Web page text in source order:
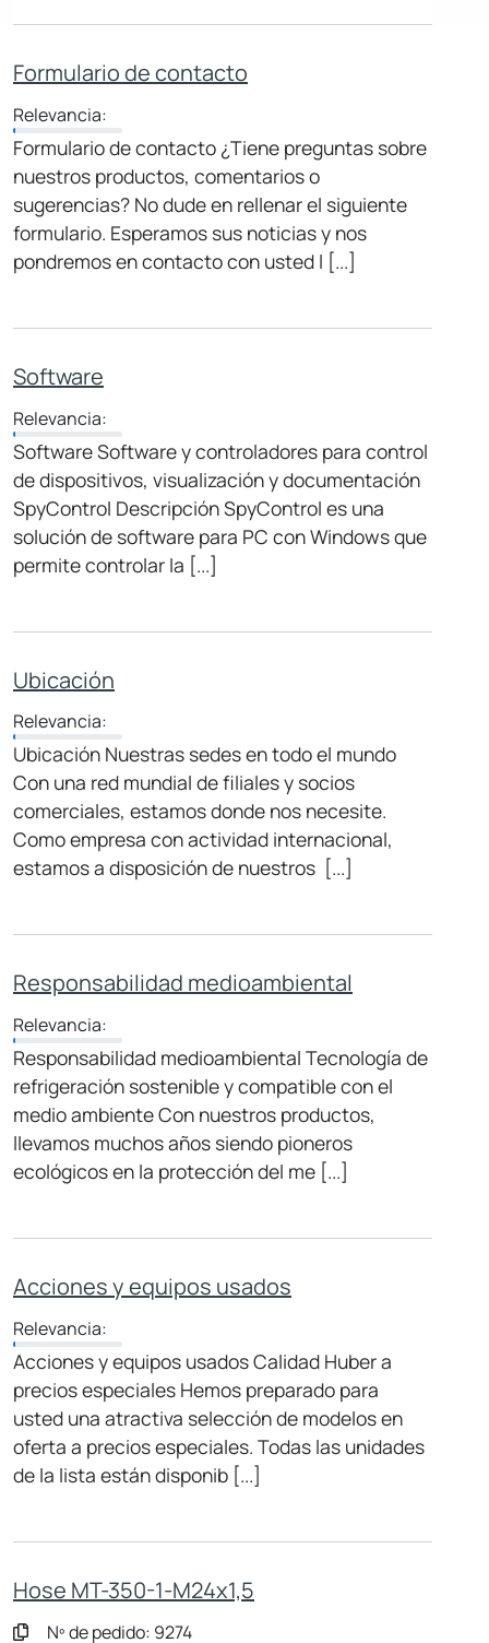
Formulario de contacto
Relevancia:
Formulario de contacto ¿Tiene preguntas sobre
nuestros productos, comentarios o
sugerencias? No dude en rellenar el siguiente
formulario. Esperamos sus noticias y nos
pondremos en contacto con usted l [...]
Software
Relevancia:
Software Software y controladores para control
de dispositivos, visualización y documentación
SpyControl Descripción SpyControl es una
solución de software para PC con Windows que
permite controlar la [...]
Ubicación
Relevancia:
Ubicación Nuestras sedes en todo el mundo
Con una red mundial de filiales y socios
comerciales, estamos donde nos necesite.
Como empresa con actividad internacional,
estamos a disposición de nuestros [...]
Responsabilidad medioambiental
Relevancia:
Responsabilidad medioambiental Tecnología de
refrigeración sostenible y compatible con el
medio ambiente Con nuestros productos,
llevamos muchos años siendo pioneros
ecológicos en la protección del me [...]
Acciones y equipos usados
Relevancia:
Acciones y equipos usados Calidad Huber a
precios especiales Hemos preparado para
usted una atractiva selección de modelos en
oferta a precios especiales. Todas las unidades
de la lista están disponib [...]
Hose MT-350-1-M24x1,5
Nº de pedido: 9274